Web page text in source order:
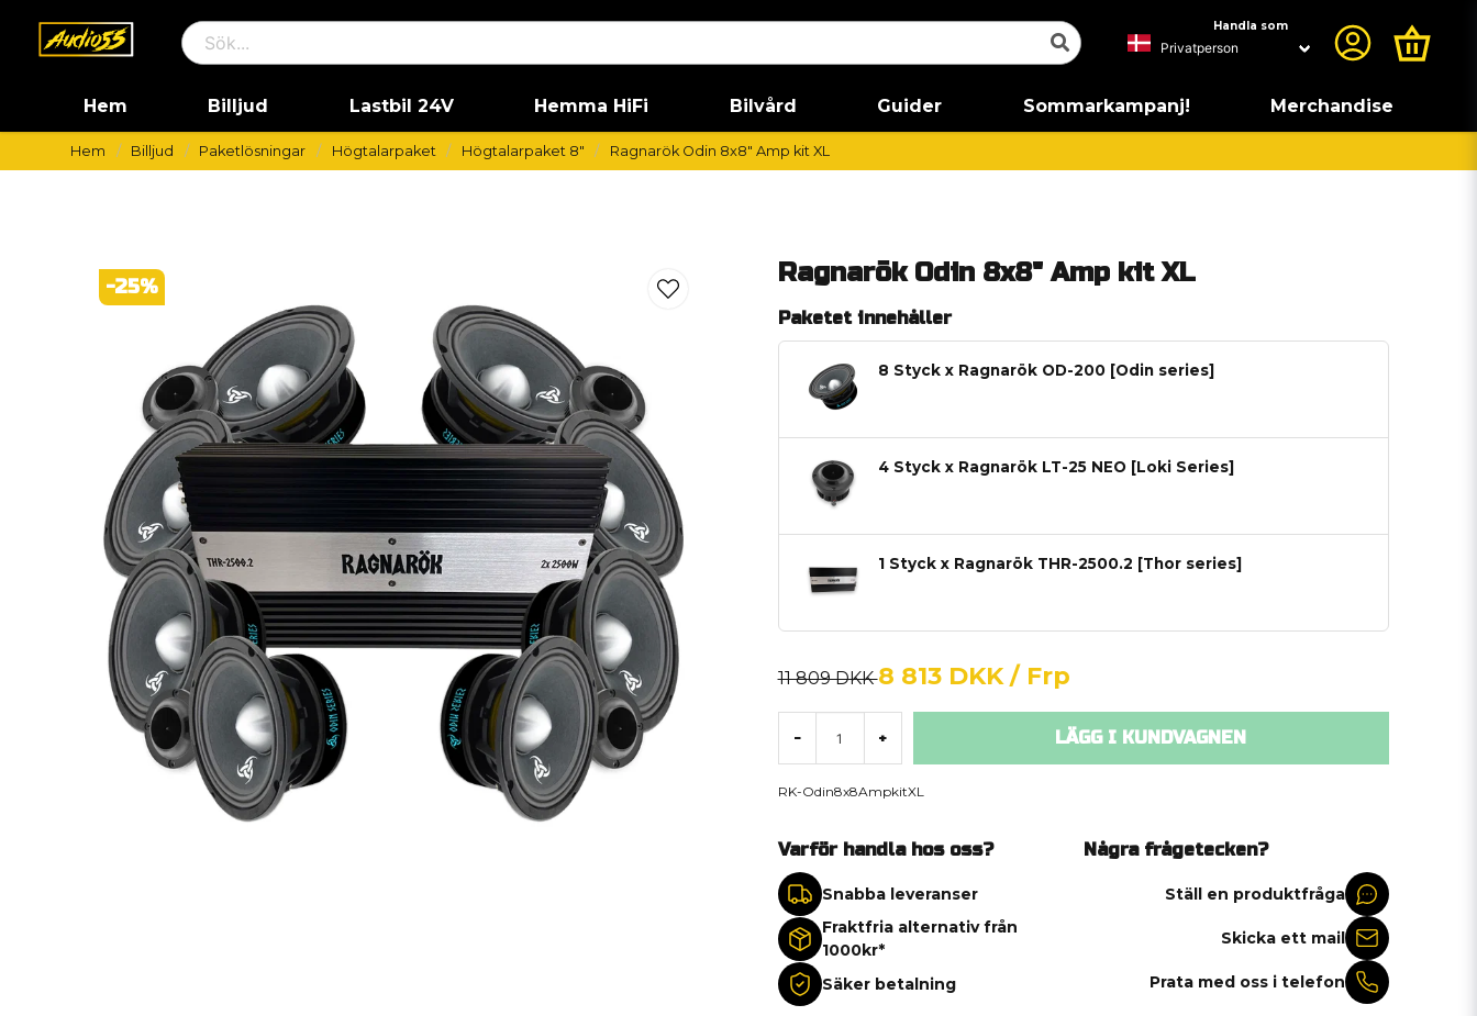
Handla som
Hem Billjud Lastbil 24V Hemma HiFi Bilvård Guider Sommarkampanj! Merchandise
Hem Billjud Paketlösningar Högtalarpaket Högtalarpaket 8" Ragnarök Odin 8x8" Amp kit XL
-25% Ragnarök Odin 8x8" Amp kit XL
Paketet innehåller
8 Styck x Ragnarök OD-200 [Odin series]
4 Styck x Ragnarök LT-25 NEO [Loki Series]
1 Styck x Ragnarök THR-2500.2 [Thor series]
11 809 DKK8 813 DKK / Frp
- + LÄGG I KUNDVAGNEN
RK-Odin8x8AmpkitXL
Varför handla hos oss?
Snabba leveranser
Fraktfria alternativ från
1000kr*
Säker betalning
Några frågetecken?
Ställ en produktfråga
Skicka ett mail
Prata med oss i telefon